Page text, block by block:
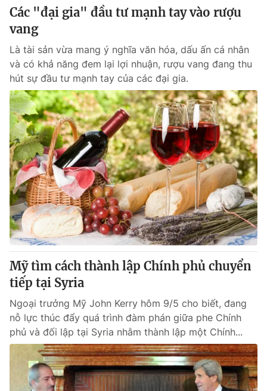
Các "đại gia" đầu tư mạnh tay vào rượu
vang
Là tài sản vừa mang ý nghĩa văn hóa, dấu ấn cá nhân
và có khả năng đem lại lợi nhuận, rượu vang đang thu
hút sự đầu tư mạnh tay của các đại gia.
Mỹ tìm cách thành lập Chính phủ chuyển
tiếp tại Syria
Ngoại trưởng Mỹ John Kerry hôm 9/5 cho biết, đang
nỗ lực thúc đẩy quá trình đàm phán giữa phe Chính
phủ và đối lập tại Syria nhằm thành lập một Chính...